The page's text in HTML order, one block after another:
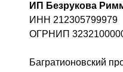
ИП Безрукова
ИНН 212305799979
ОГРНИП
Багратионовский